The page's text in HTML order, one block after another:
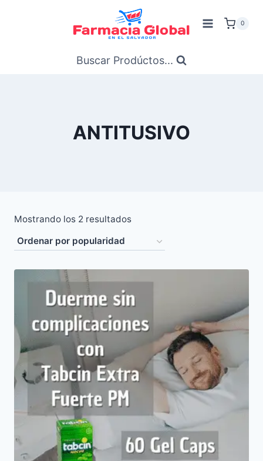
0
Buscar Prodúctos...
ANTITUSIVO
Mostrando los 2 resultadosOrdenado
popularidad